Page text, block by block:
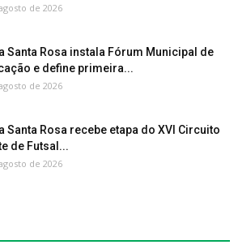
de 2026
Santa Rosa instala Fórum Municipal de
e define primeira...
de 2026
Santa Rosa recebe etapa do XVI Circuito
de Futsal...
de 2026